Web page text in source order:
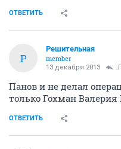
ОТВЕТИТЬ
Р
Решительная
member
13 декабря 2013
Панов и не делал
только Гохман Валерия
ОТВЕТИТЬ